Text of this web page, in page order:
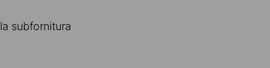
subfornitura